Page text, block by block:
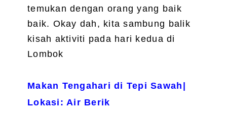
temukan dengan orang yang baik
baik. Okay dah, kita sambung balik
kisah aktiviti pada hari kedua di
Lombok
Makan Tengahari di Tepi Sawah|
Lokasi: Air Berik